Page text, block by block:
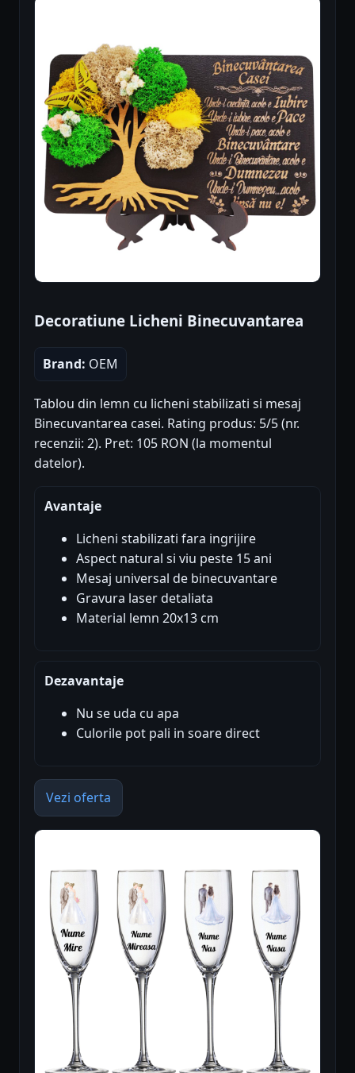
Decoratiune Licheni Binecuvantarea
Brand: OEM
Tablou din lemn cu licheni stabilizati si mesaj
Binecuvantarea casei. Rating produs: 5/5 (nr.
recenzii: 2). Pret: 105 RON (la momentul
datelor).
Avantaje
Licheni stabilizati fara ingrijire
Aspect natural si viu peste 15 ani
Mesaj universal de binecuvantare
Gravura laser detaliata
Material lemn 20x13 cm
Dezavantaje
Nu se uda cu apa
Culorile pot pali in soare direct
Vezi oferta